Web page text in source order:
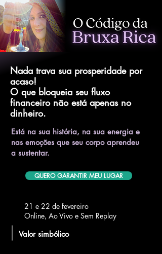
Nada trava sua prosperidade por
acaso!
O que bloqueia seu fluxo
financeiro não está apenas no
dinheiro.
Está na sua história, na sua energia e
nas emoções que seu corpo aprendeu
a sustentar.
QUERO GARANTIR MEU LUGAR
21 e 22 de fevereiro
Online, Ao Vivo e Sem Replay
Valor simbólico